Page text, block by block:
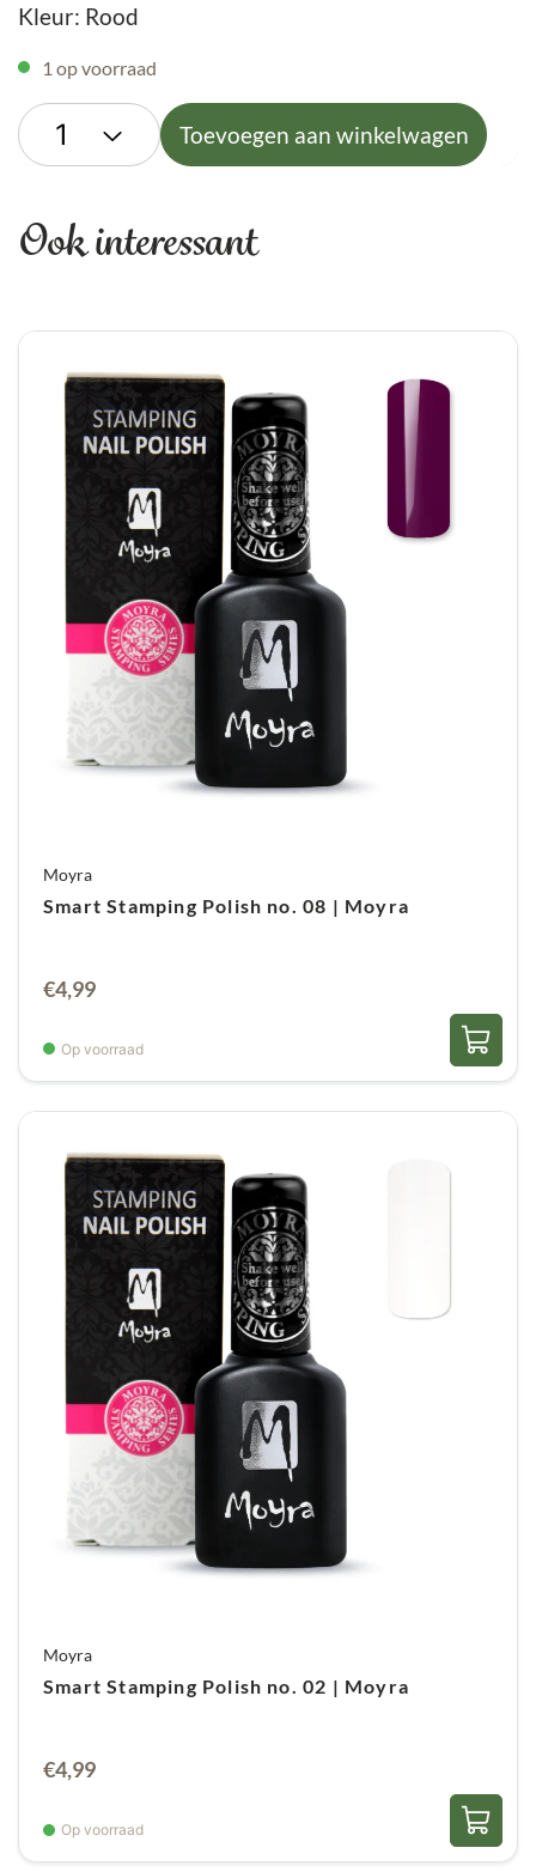
Kleur: Rood
1 op voorraad
Toevoegen aan winkelwagen
Ook interessant
Moyra
Smart Stamping Polish no. 08 | Moyra
€4,99
Op voorraad
Moyra
Smart Stamping Polish no. 02 | Moyra
€4,99
Op voorraad